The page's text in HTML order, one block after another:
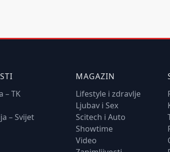
– TK
– Svijet
MAGAZIN
Lifestyle i zdravlje
Ljubav i Sex
Scitech i Auto
Showtime
Video